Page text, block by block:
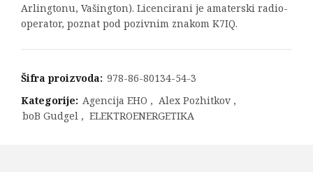
Arlingtonu, Vašington). Licencirani je amaterski radio-
operator, poznat pod pozivnim znakom K7IQ.
Šifra proizvoda: 978-86-80134-54-3
Kategorije: Agencija EHO , Alex Pozhitkov ,
boB Gudgel , ELEKTROENERGETIKA